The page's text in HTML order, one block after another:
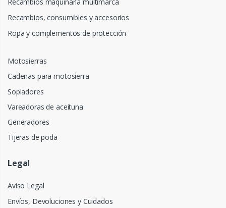
Recambios, consumibles y accesorios
Ropa y complementos de protección
Motosierras
Cadenas para motosierra
Sopladores
Vareadoras de aceituna
Generadores
Tijeras de poda
Legal
Aviso Legal
Envíos, Devoluciones y Cuidados